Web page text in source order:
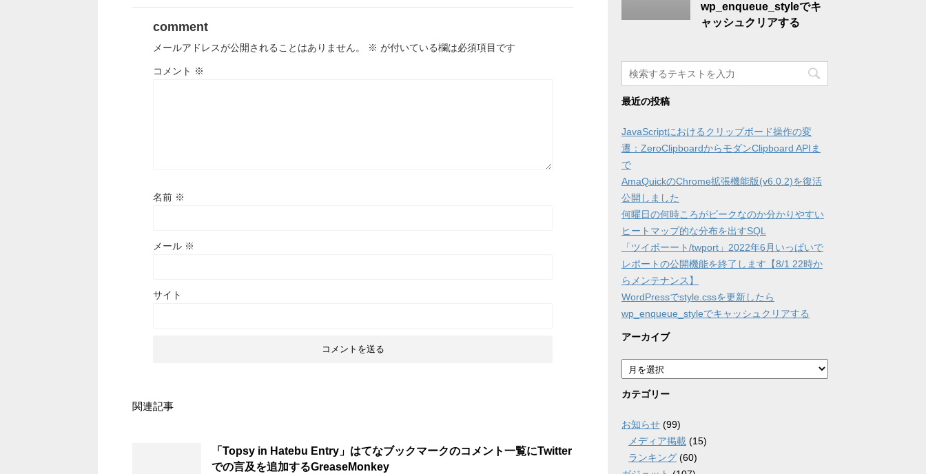
comment
メールアドレスが公開されることはありません。 ※ が付いている欄は必須項目です
コメント ※
名前 ※
メール ※
サイト
関連記事
「Topsy in Hatebu Entry」はてなブックマークのコメント一覧にTwitter
での言及を追加するGreaseMonkey
wp_enqueue_styleでキ
ャッシュクリアする
最近の投稿
JavaScriptにおけるクリップボード操作の変
遷：ZeroClipboardからモダンClipboard APIま
で
AmaQuickのChrome拡張機能版(v6.0.2)を復活
公開しました
何曜日の何時ころがピークなのか分かりやすい
ヒートマップ的な分布を出すSQL
「ツイポーート/twport」2022年6月いっぱいで
レポートの公開機能を終了します【8/1 22時か
らメンテナンス】
WordPressでstyle.cssを更新したら
wp_enqueue_styleでキャッシュクリアする
アーカイブ
ア
ー
カ
ブ
カテゴリー
お知らせ (99)
メディア掲載 (15)
ランキング (60)